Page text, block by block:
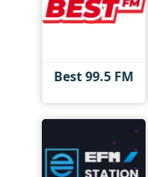
Best 99.5 FM